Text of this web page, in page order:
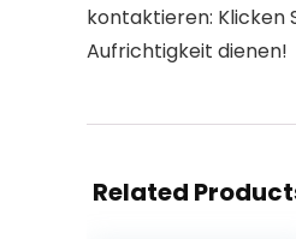
kontaktieren: Klicken
Aufrichtigkeit dienen!
Related